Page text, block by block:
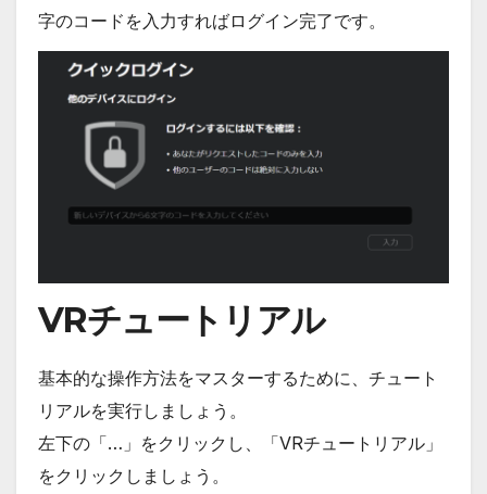
字のコードを入力すればログイン完了です。
VRチュートリアル
基本的な操作方法をマスターするために、チュート
リアルを実行しましょう。
左下の「…」をクリックし、「VRチュートリアル」
をクリックしましょう。